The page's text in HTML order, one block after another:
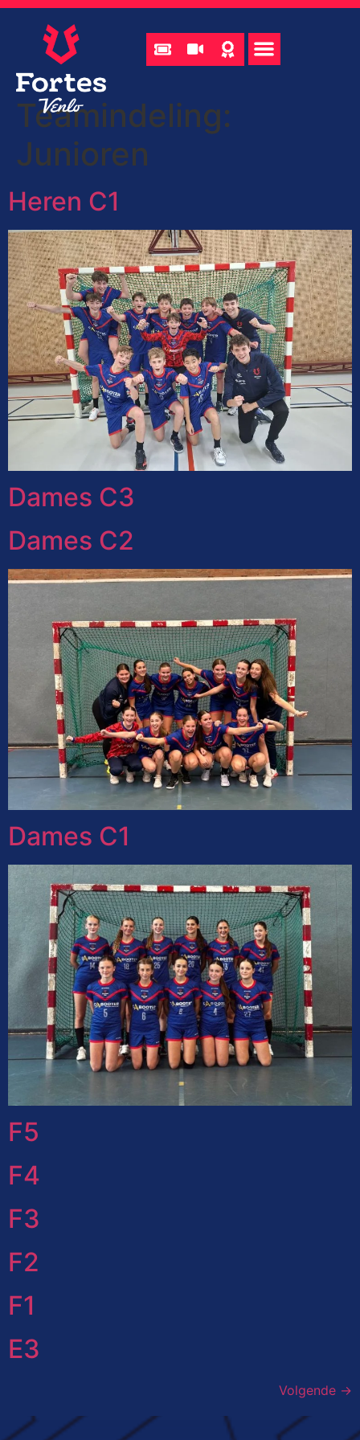
Teamindeling:
Junioren
Heren C1
Dames C3
Dames C2
Dames C1
F5
F4
F3
F2
F1
E3
Volgende →